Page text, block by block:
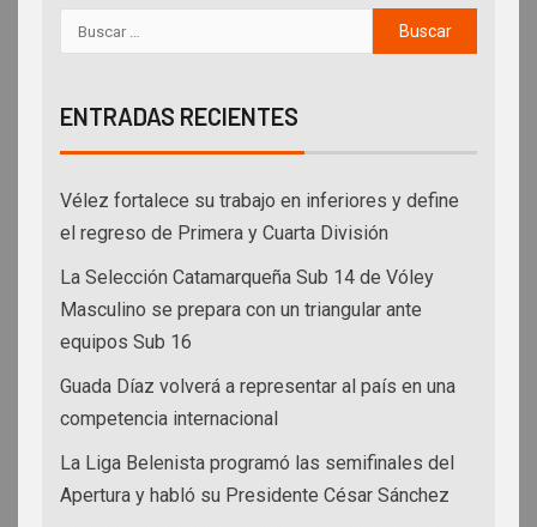
ENTRADAS RECIENTES
Vélez fortalece su trabajo en inferiores y define
el regreso de Primera y Cuarta División
La Selección Catamarqueña Sub 14 de Vóley
Masculino se prepara con un triangular ante
equipos Sub 16
Guada Díaz volverá a representar al país en una
competencia internacional
La Liga Belenista programó las semifinales del
Apertura y habló su Presidente César Sánchez